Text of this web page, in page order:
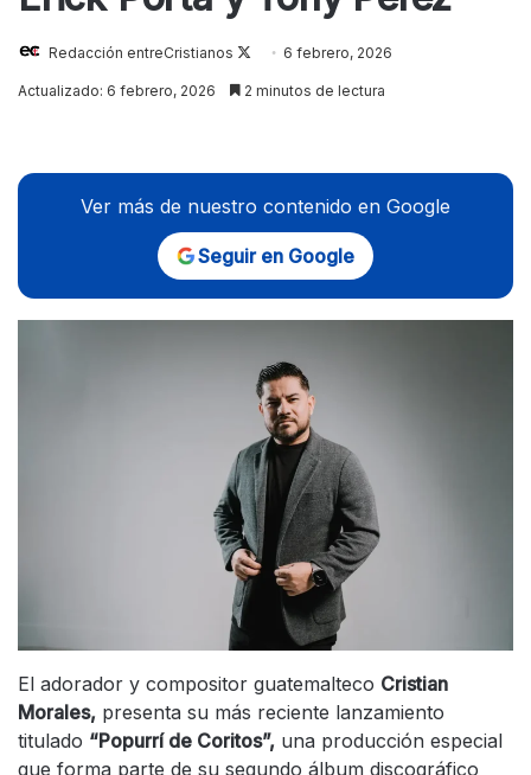
Redacción entreCristianos
Follow6 febrero, 2026
Actualizado: 6 febrero, 2026 2 minutos de lectura
Ver más de nuestro contenido en Google
Seguir en Google
El adorador y compositor guatemalteco Cristian
Morales, presenta su más reciente lanzamiento
titulado “Popurrí de Coritos”, una producción especial
que forma parte de su segundo álbum discográfico